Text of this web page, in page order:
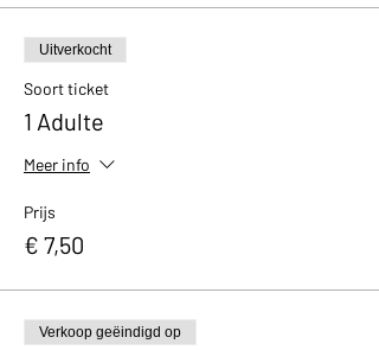
Uitverkocht
Soort ticket
1 Adulte
Meer info
Prijs
€ 7,50
Verkoop geëindigd op